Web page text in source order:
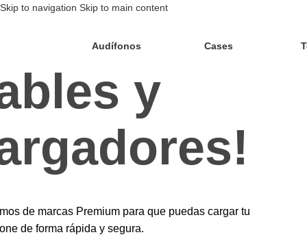
Skip to navigation Skip to main content
Audífonos Cases
y
de marcas Premium para que puedas cargar tu
de forma rápida y segura.